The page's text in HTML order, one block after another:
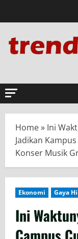
Home» Ini
Jadikan
Konser Musik
Ekonomi Gaya
Ini